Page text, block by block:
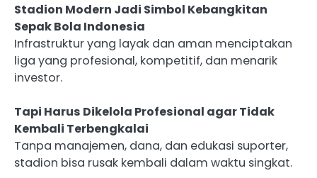
Stadion Modern Jadi Simbol Kebangkitan
Sepak Bola Indonesia
Infrastruktur yang layak dan aman menciptakan
liga yang profesional, kompetitif, dan menarik
investor.
Tapi Harus Dikelola Profesional agar Tidak
Kembali Terbengkalai
Tanpa manajemen, dana, dan edukasi suporter,
stadion bisa rusak kembali dalam waktu singkat.